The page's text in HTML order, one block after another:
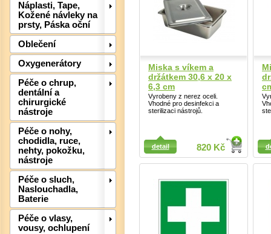
Náplasti, Tape,
Kožené návleky na
prsty, Páska oční
Oblečení
Oxygenerátory
Péče o chrup,
dentální a
chirurgické
nástroje
Péče o nohy,
chodidla, ruce,
nehty, pokožku,
nástroje
Péče o sluch,
Naslouchadla,
Baterie
Péče o vlasy,
vousy, ochlupení
Miska s víkem a
držátkem 30,6 x 20 x
6,3 cm
Vyrobeny z nerez oceli.
Vhodné pro desinfekci a
sterilizaci nástrojů.
820 Kč
detail
Detail
Detail